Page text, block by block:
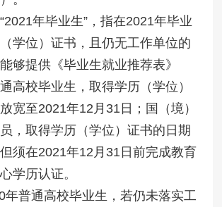
年毕业生”，指在2021年毕业
学位）证书，且仍无工作单位的
够提供《毕业生就业推荐表》
高校毕业生，取得学历（学位）
宽至2021年12月31日；国（境）
，取得学历（学位）证书的日期
须在2021年12月31日前完成教育
学历认证。
年普通高校毕业生，若仍未落实工